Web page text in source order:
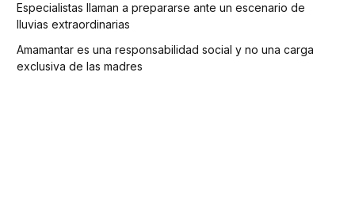
Especialistas llaman a prepararse ante un escenario de
lluvias extraordinarias
Amamantar es una responsabilidad social y no una carga
exclusiva de las madres